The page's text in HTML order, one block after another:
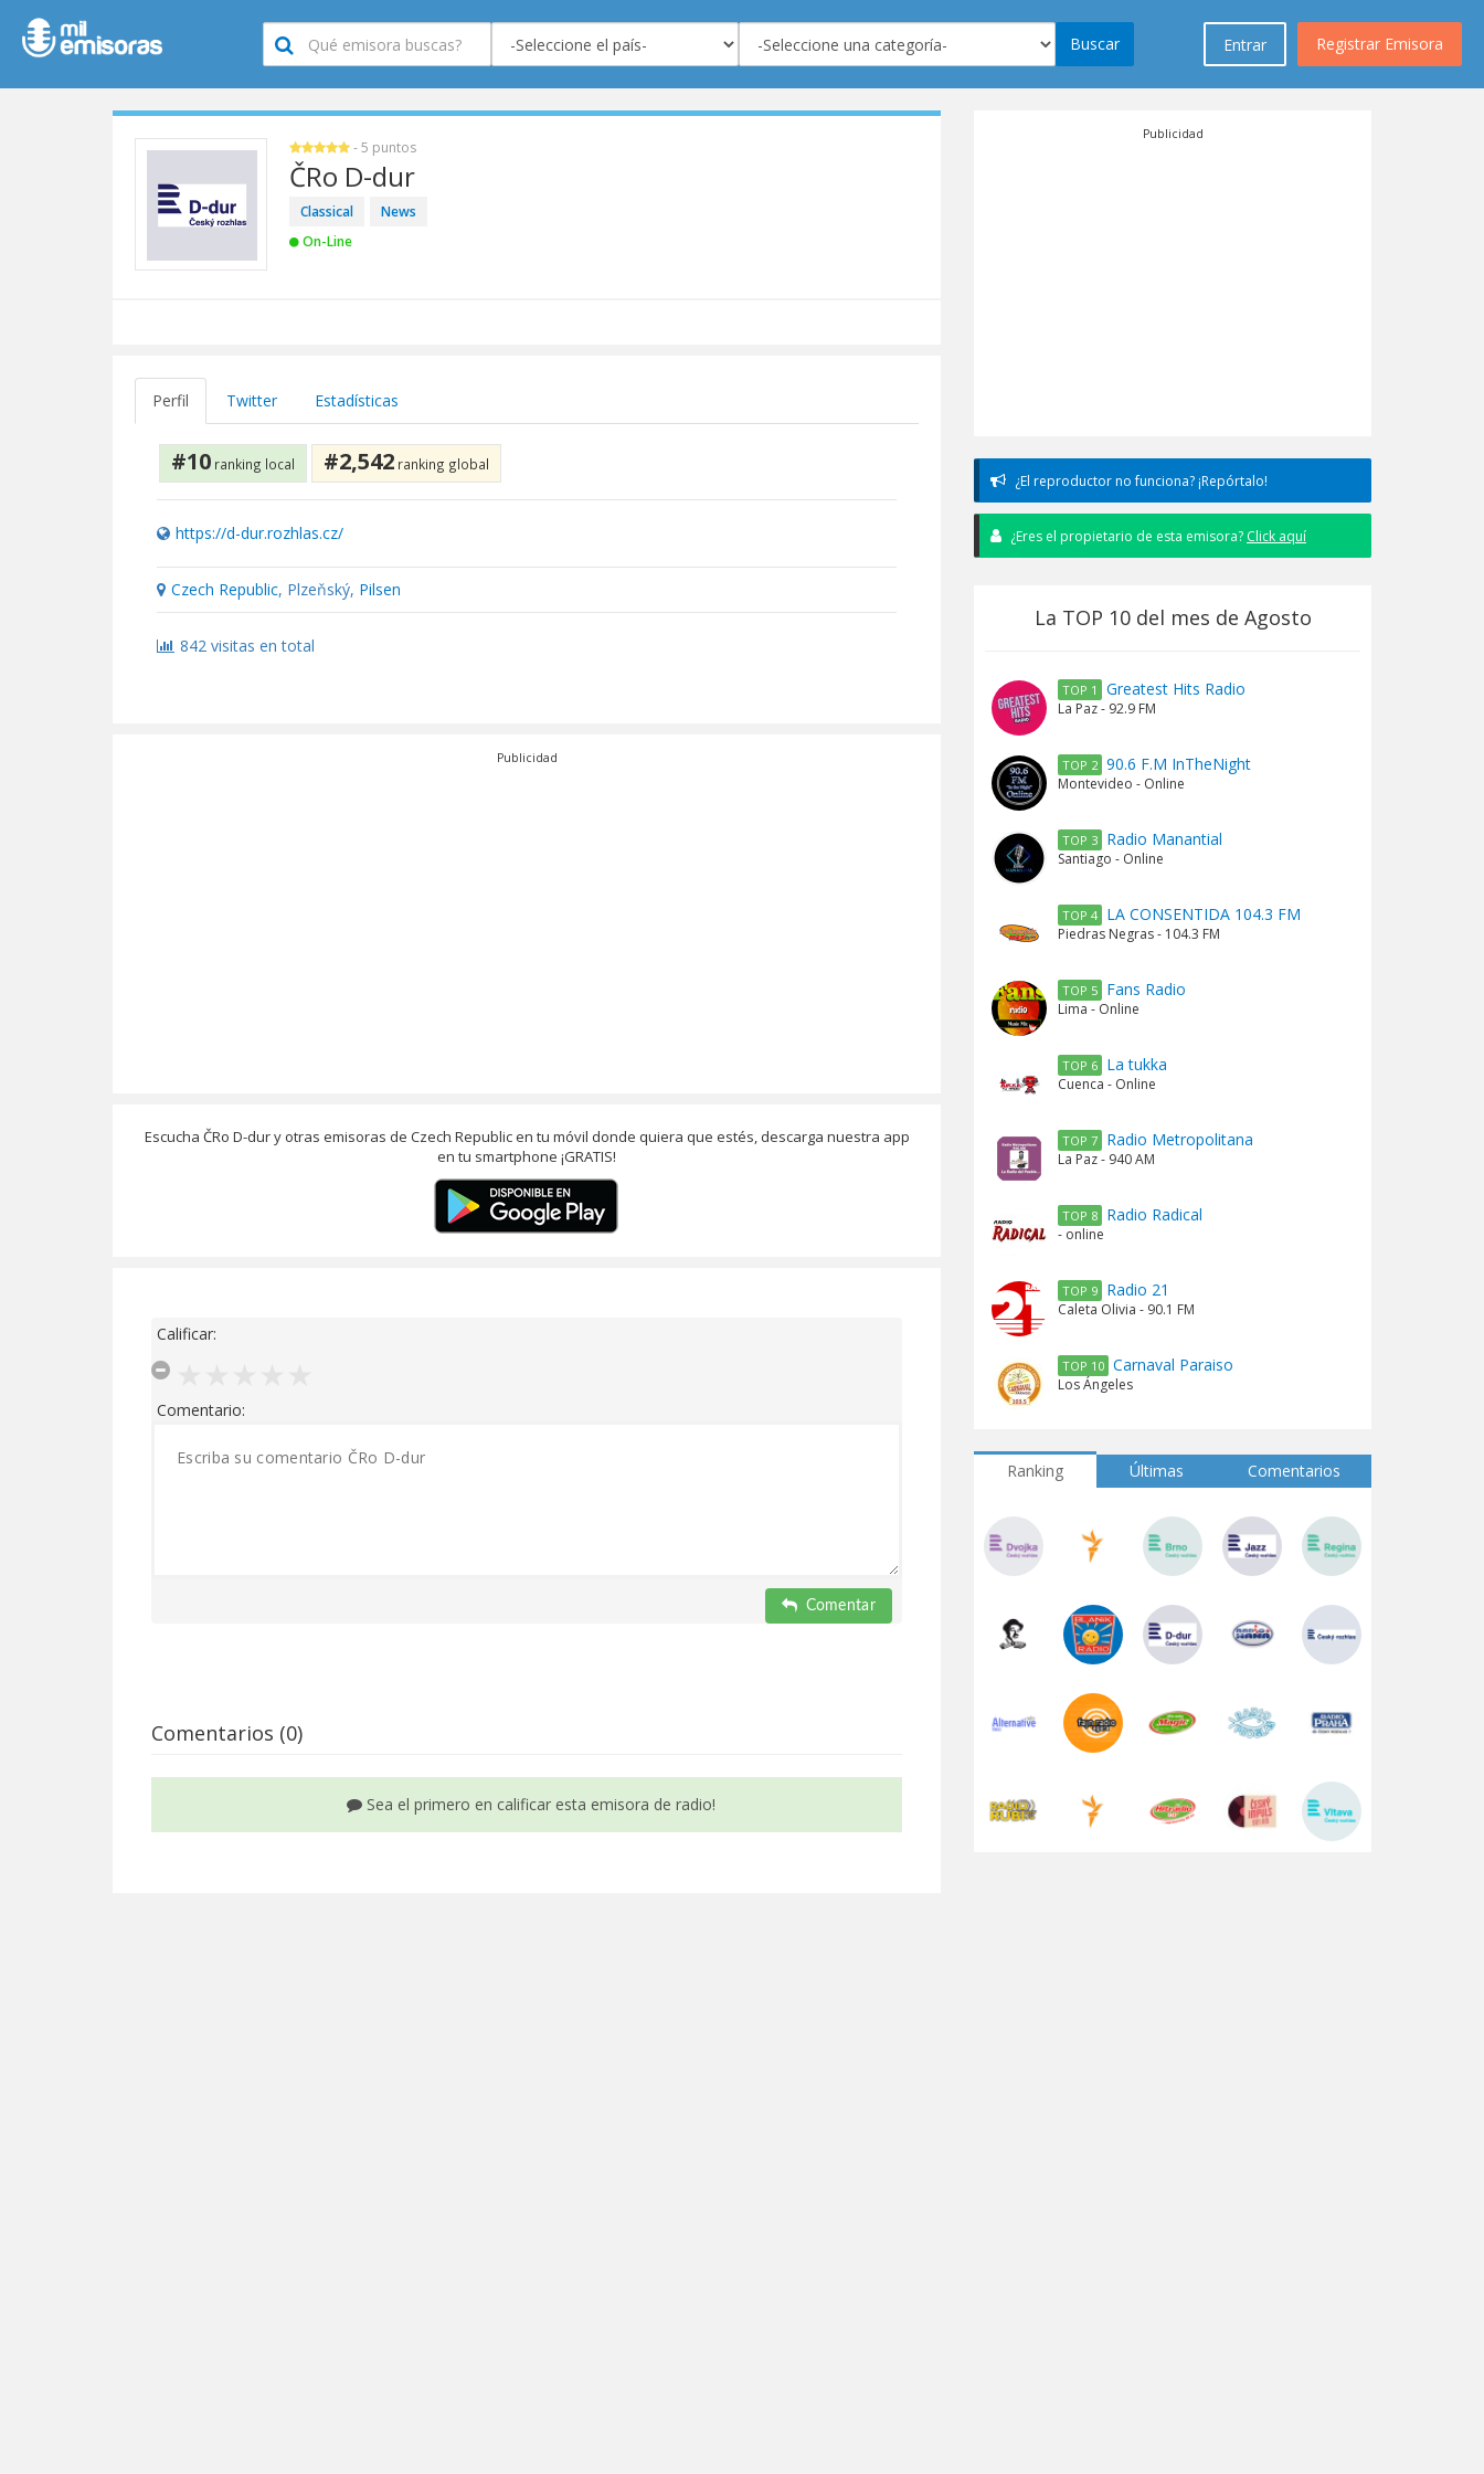
Registrar Emisora
Entrar
Buscar
- 5 puntos
ČRo D-dur
Classical
News
On-Line
Perfil Twitter Estadísticas
#10 ranking local #2,542 ranking global
https://d-dur.rozhlas.cz/
Czech Republic, Plzeňský, Pilsen
842 visitas en total
Publicidad
Escucha ČRo D-dur y otras emisoras de Czech Republic en tu móvil donde quiera que estés, descarga nuestra app
en tu smartphone ¡GRATIS!
Calificar:
Comentario:
Comentar
Comentarios (0)
Sea el primero en calificar esta emisora de radio!
Publicidad
¿El reproductor no funciona? ¡Repórtalo!
¿Eres el propietario de esta emisora? Click aquí
La TOP 10 del mes de Agosto
TOP 1 Greatest Hits Radio
La Paz - 92.9 FM
TOP 2 90.6 F.M InTheNight
Montevideo - Online
TOP 3 Radio Manantial
Santiago - Online
TOP 4 LA CONSENTIDA 104.3 FM
Piedras Negras - 104.3 FM
TOP 5 Fans Radio
Lima - Online
TOP 6 La tukka
Cuenca - Online
TOP 7 Radio Metropolitana
La Paz - 940 AM
TOP 8 Radio Radical
- online
TOP 9 Radio 21
Caleta Olivia - 90.1 FM
TOP 10 Carnaval Paraiso
Los Ángeles
Ranking Últimas Comentarios